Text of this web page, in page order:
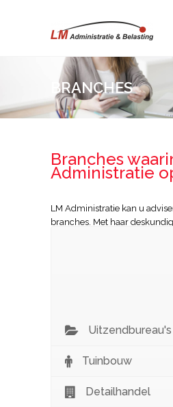
BRANCHES
Branches
Administratie
LM Administratie kan u
branches. Met haar
Uitzendbureau's
Tuinbouw
Detailhandel